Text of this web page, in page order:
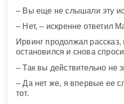
– Вы еще не слышали эту
– Нет, – искренне ответил
Ирвинг продолжал рассказ,
остановился и снова
– Так вы действительно не
– Да нет же, я впервые ее
тот.